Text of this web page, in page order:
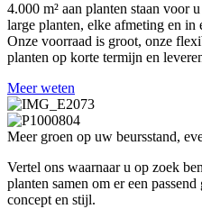
4.000 m² aan planten staan voor
large planten, elke afmeting en
Onze voorraad is groot, onze
planten op korte termijn en
Meer weten
Meer groen op uw beursstand,
Vertel ons waarnaar u op zoek
planten samen om er een
concept en stijl.